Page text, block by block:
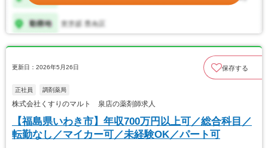
更新日：2026年5月26日 保存する
正社員 調剤薬局
株式会社くすりのマルト 泉店の薬剤師求人
【福島県いわき市】年収700万円以上可／総合科目／
転勤なし／マイカー可／未経験OK／パート可